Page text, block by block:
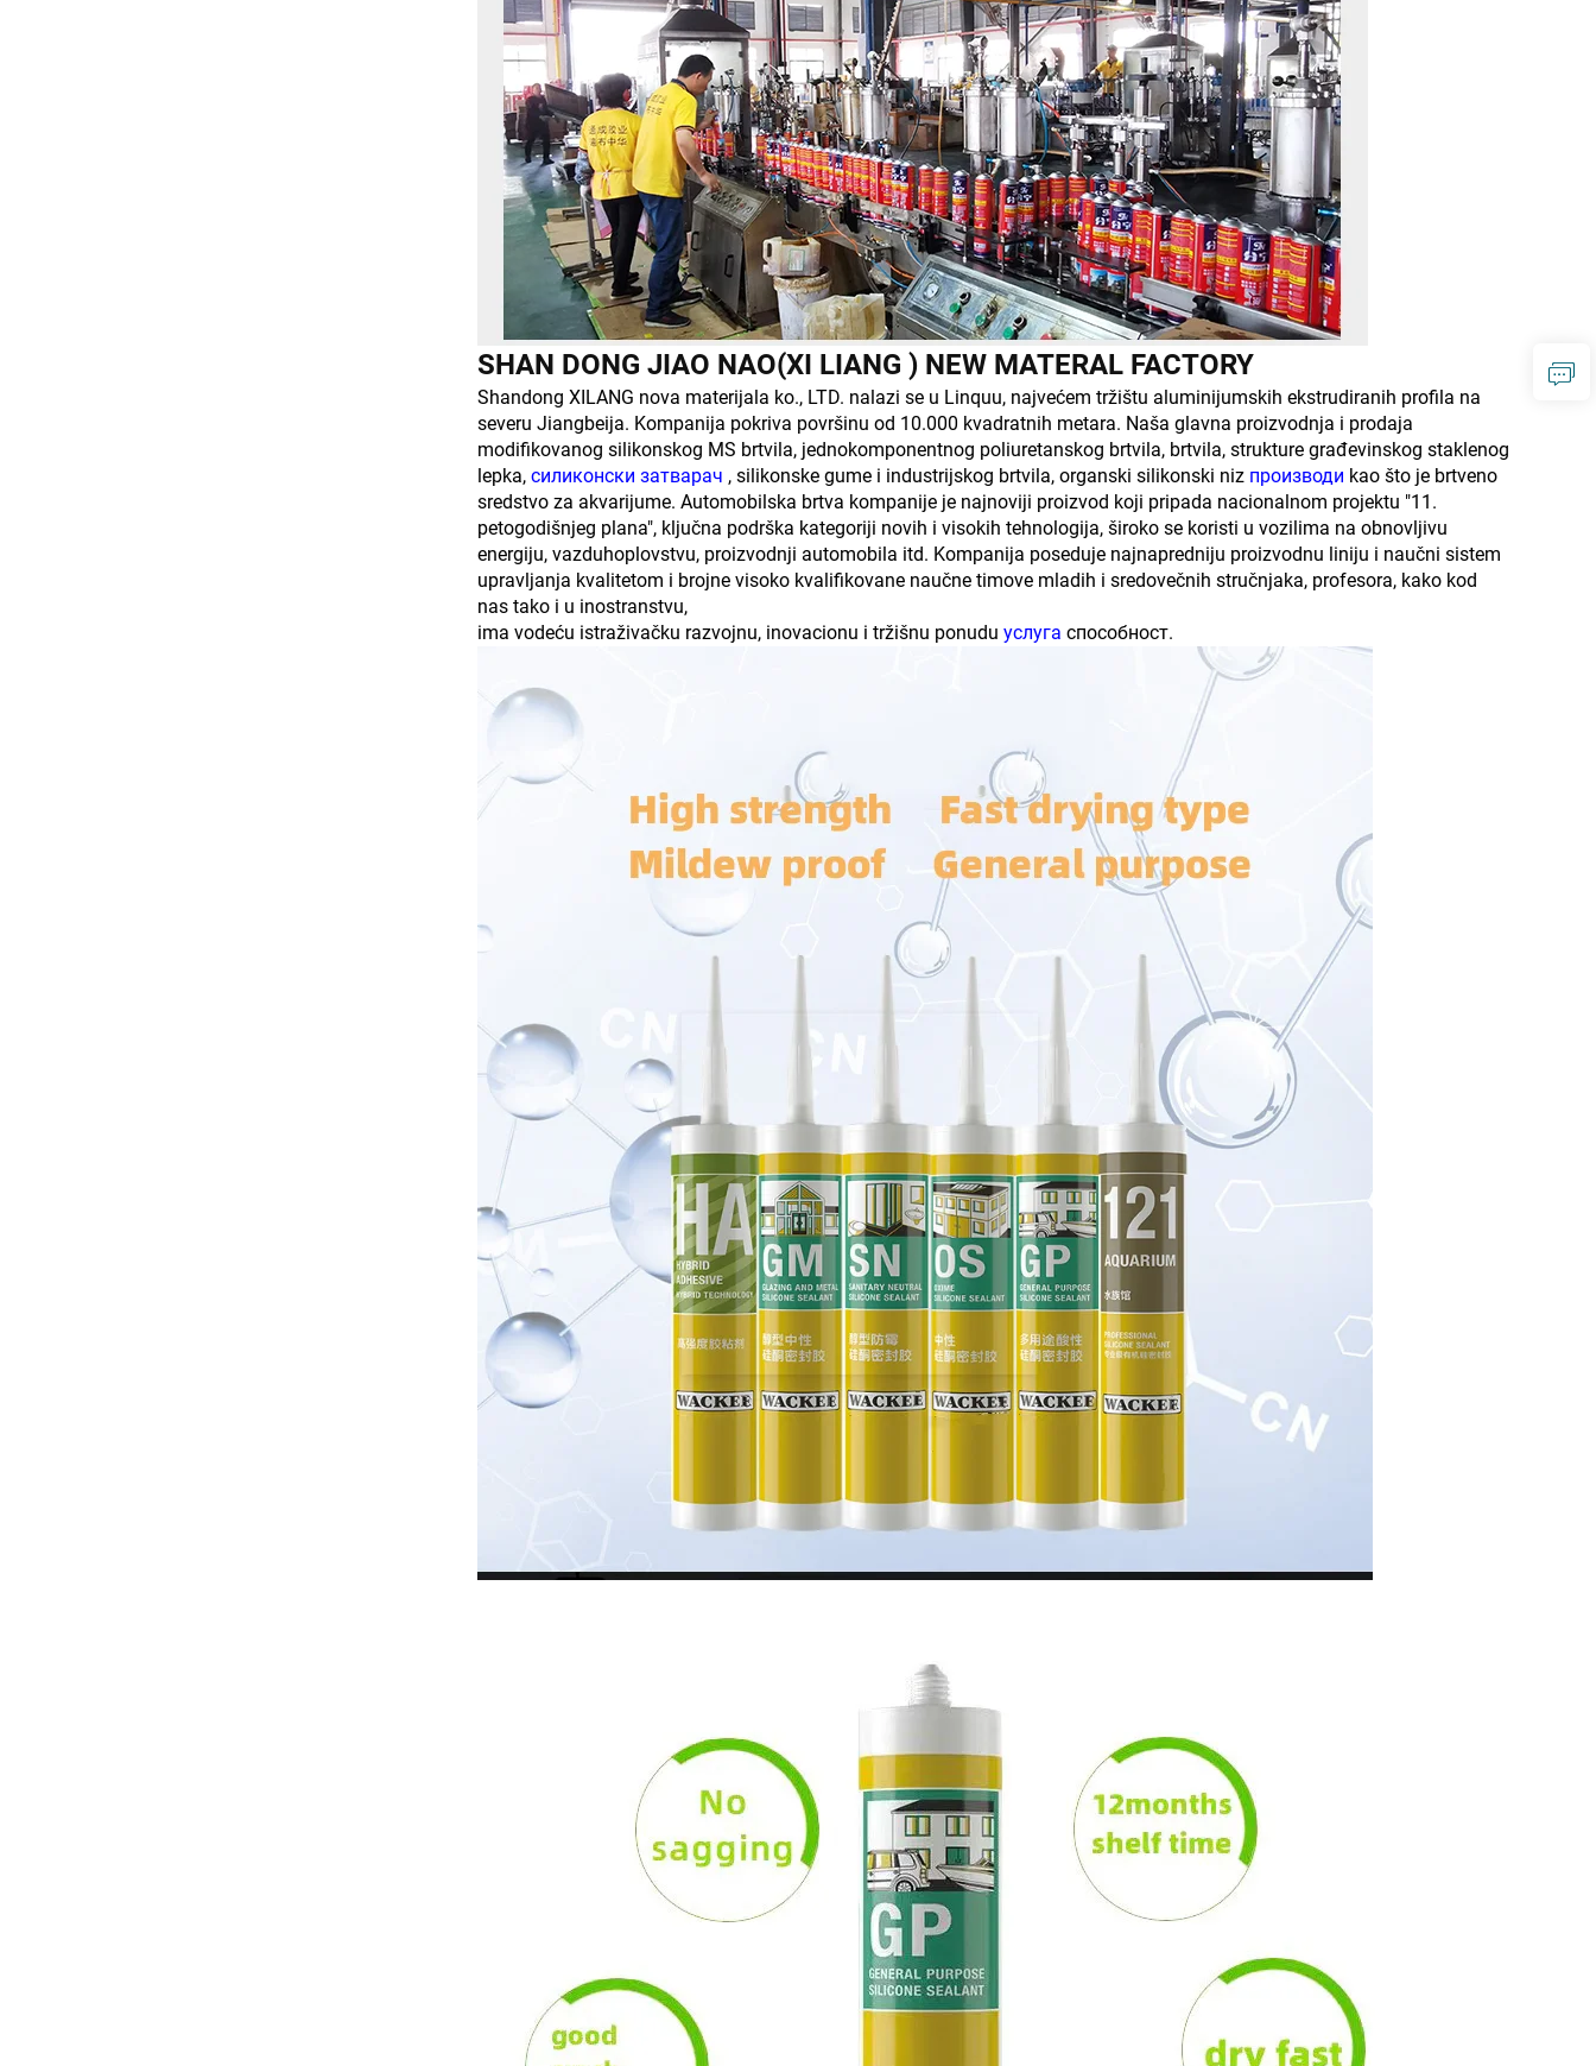
SHAN DONG JIAO NAO(XI LIANG ) NEW MATERAL FACTORY
Shandong XILANG nova materijala ko., LTD. nalazi se u Linquu, najvećem tržištu aluminijumskih ekstrudiranih profila na
severu Jiangbeija. Kompanija pokriva površinu od 10.000 kvadratnih metara. Naša glavna proizvodnja i prodaja
modifikovanog silikonskog MS brtvila, jednokomponentnog poliuretanskog brtvila, brtvila, strukture građevinskog staklenog
lepka, силиконски затварач , silikonske gume i industrijskog brtvila, organski silikonski niz производи kao što je brtveno
sredstvo za akvarijume. Automobilska brtva kompanije je najnoviji proizvod koji pripada nacionalnom projektu "11.
petogodišnjeg plana", ključna podrška kategoriji novih i visokih tehnologija, široko se koristi u vozilima na obnovljivu
energiju, vazduhoplovstvu, proizvodnji automobila itd. Kompanija poseduje najnapredniju proizvodnu liniju i naučni sistem
upravljanja kvalitetom i brojne visoko kvalifikovane naučne timove mladih i sredovečnih stručnjaka, profesora, kako kod
nas tako i u inostranstvu,
ima vodeću istraživačku razvojnu, inovacionu i tržišnu ponudu услуга способност.